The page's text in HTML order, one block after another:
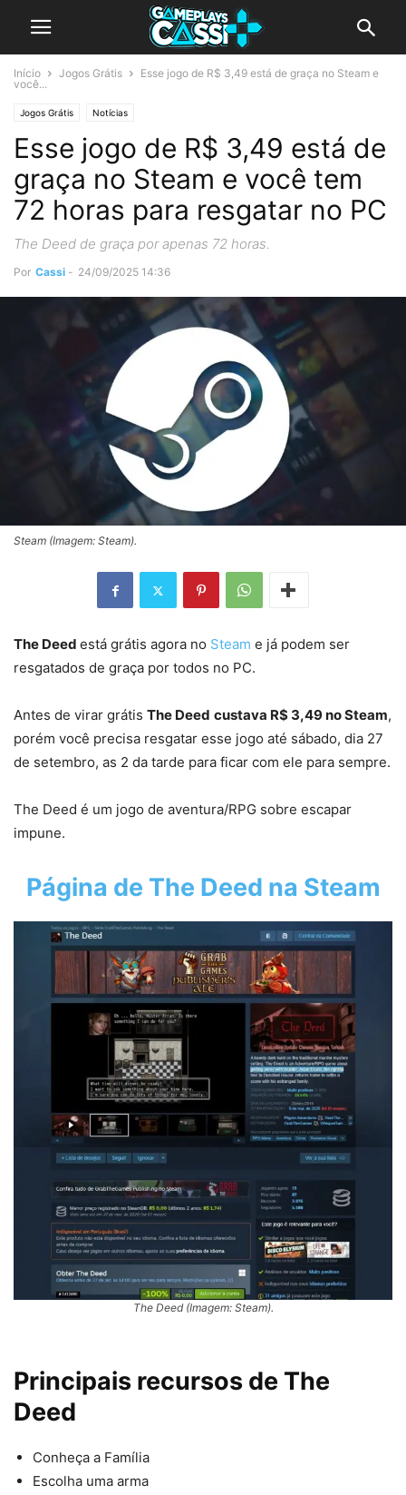
Início Jogos Grátis
Esse jogo de R$ 3,49 está de graça no Steam e
você...
Jogos Grátis Notícias
Esse jogo de R$ 3,49 está de
graça no Steam e você tem
72 horas para resgatar no PC
The Deed de graça por apenas 72 horas.
Por Cassi - 24/09/2025 14:36
Steam (Imagem: Steam).
The Deed está grátis agora no Steam e já podem ser
resgatados de graça por todos no PC.
Antes de virar grátis The Deed custava R$ 3,49 no Steam,
porém você precisa resgatar esse jogo até sábado, dia 27
de setembro, as 2 da tarde para ficar com ele para sempre.
The Deed é um jogo de aventura/RPG sobre escapar
impune.
Página de The Deed na Steam
The Deed (Imagem: Steam).
Principais recursos de The
Deed
Conheça a Família
Escolha uma arma